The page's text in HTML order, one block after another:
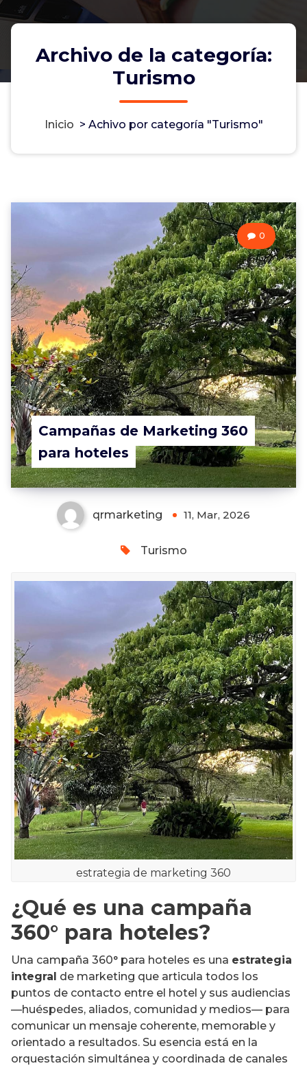
Archivo de la categoría:
Turismo
Inicio > Achivo por categoría "Turismo"
Campañas de Marketing 360
para hoteles
0
qrmarketing 11, Mar, 2026
Turismo
estrategia de marketing 360
¿Qué es una campaña
360° para hoteles?
Una campaña 360° para hoteles es una estrategia
integral de marketing que articula todos los
puntos de contacto entre el hotel y sus audiencias
—huéspedes, aliados, comunidad y medios— para
comunicar un mensaje coherente, memorable y
orientado a resultados. Su esencia está en la
orquestación simultánea y coordinada de canales